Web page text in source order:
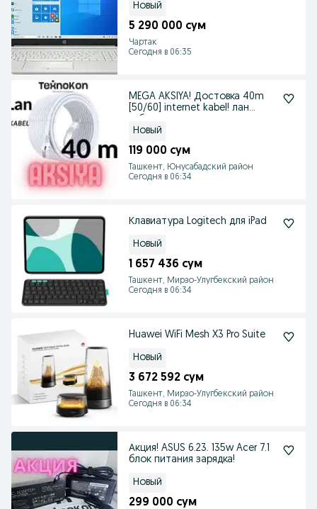
Новый
5 290 000 сум
Чартак
Сегодня в 06:35
MEGA AKSIYA! Достовка 40m
[50/60] internet kabel! лан
Новый
119 000 сум
Ташкент, Юнусабадский район
Сегодня в 06:34
Клавиатура Logitech для iPad
Новый
1 657 436 сум
Ташкент, Мирзо-Улугбекский район
Сегодня в 06:34
Huawei WiFi Mesh X3 Pro Suite
Новый
3 672 592 сум
Ташкент, Мирзо-Улугбекский район
Сегодня в 06:34
Акция! ASUS 6.23. 135w Acer 7.1
блок питания зарядка!
Новый
299 000 сум